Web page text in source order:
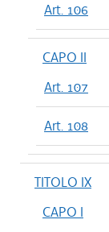
Art. 106
CAPO II
Art. 107
Art. 108
TITOLO IX
CAPO I